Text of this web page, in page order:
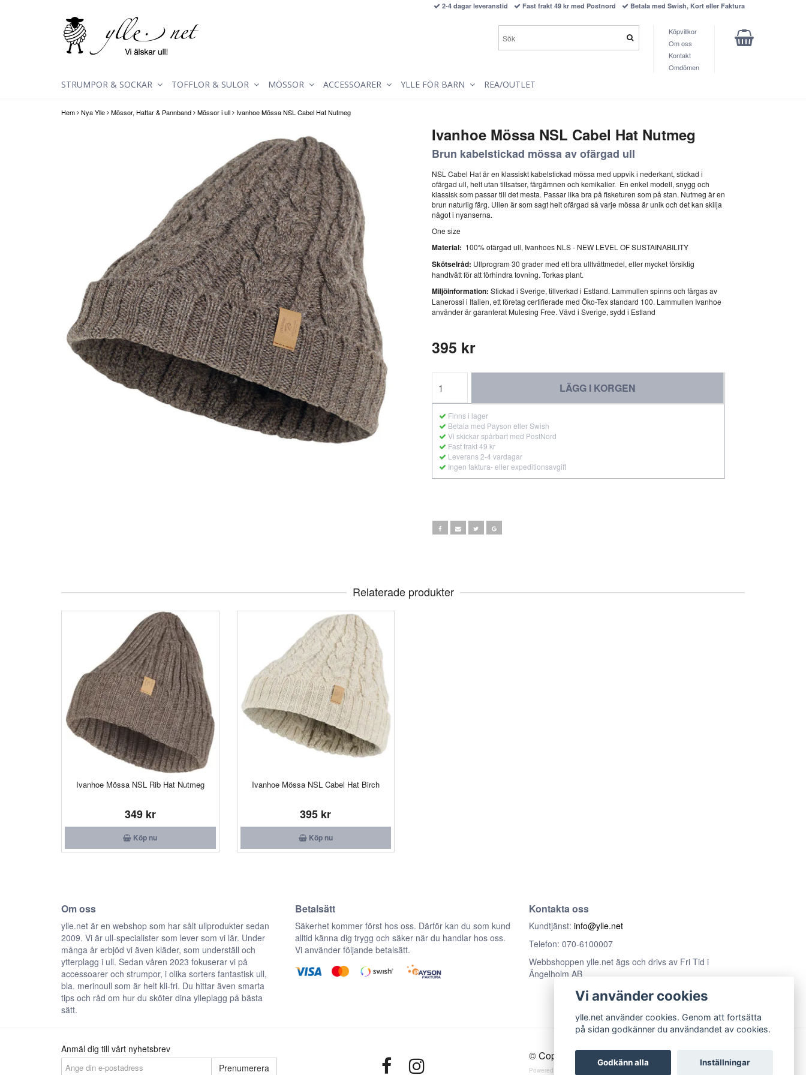
Hem Nya Ylle Mössor, Hattar & Pannband Mössor i ull Ivanhoe Mössa NSL Cabel Hat Nutmeg
Ivanhoe Mössa NSL Cabel Hat Nutmeg
Brun kabelstickad mössa av ofärgad ull
NSL Cabel Hat är en klassiskt kabelstickad mössa med uppvik i nederkant, stickad i
ofärgad ull, helt utan tillsatser, färgämnen och kemikalier. En enkel modell, snygg och
klassisk som passar till det mesta. Passar lika bra på fisketuren som på stan. Nutmeg är en
brun naturlig färg. Ullen är som sagt helt ofärgad så varje mössa är unik och det kan skilja
något i nyanserna.
One size
Material: 100% ofärgad ull, Ivanhoes NLS - NEW LEVEL OF SUSTAINABILITY
Skötselråd: Ullprogram 30 grader med ett bra ulltvättmedel, eller mycket försiktig
handtvätt för att förhindra tovning. Torkas plant.
Miljöinformation: Stickad i Sverige, tillverkad i Estland. Lammullen spinns och färgas av
Lanerossi i Italien, ett företag certifierade med Öko-Tex standard 100. Lammullen Ivanhoe
använder är garanterat Mulesing Free. Vävd i Sverige, sydd i Estland
395 kr
LÄGG I KORGEN
Finns i lager
Betala med Payson eller Swish
Vi skickar spårbart med PostNord
Fast frakt 49 kr
Leverans 2-4 vardagar
Ingen faktura- eller expeditionsavgift
Relaterade produkter
Ivanhoe Mössa NSL Rib Hat Nutmeg
349 kr
Köp nu
Ivanhoe Mössa NSL Cabel Hat Birch
395 kr
Köp nu
Om oss
ylle.net är en webshop som har sålt ullprodukter sedan
2009. Vi är ull-specialister som lever som vi lär. Under
många år erbjöd vi även kläder, som underställ och
ytterplagg i ull. Sedan våren 2023 fokuserar vi på
accessoarer och strumpor, i olika sorters fantastisk ull,
bla. merinoull som är helt kli-fri. Du hittar även smarta
tips och råd om hur du sköter dina ylleplagg på bästa
sätt.
Betalsätt
Säkerhet kommer först hos oss. Därför kan du som kund
alltid känna dig trygg och säker när du handlar hos oss.
Vi använder följande betalsätt.
Kontakta oss
Kundtjänst: info@ylle.net
Telefon: 070-6100007
Webbshoppen ylle.net ägs och drivs av Fri Tid i
Ängelholm AB
Anmäl dig till vårt nyhetsbrev
Prenumerera
© Copyright ylle.net
Powered by Quickbutik
Vi använder cookies
ylle.net använder cookies. Genom att fortsätta
på sidan godkänner du användandet av cookies.
Godkänn alla Inställningar
2-4 dagar leveranstid Fast frakt 49 kr med Postnord Betala med Swish, Kort eller Faktura
Köpvillkor
Om oss
Kontakt
Omdömen
STRUMPOR & SOCKAR TOFFLOR & SULOR MÖSSOR ACCESSOARER YLLE FÖR BARN REA/OUTLET